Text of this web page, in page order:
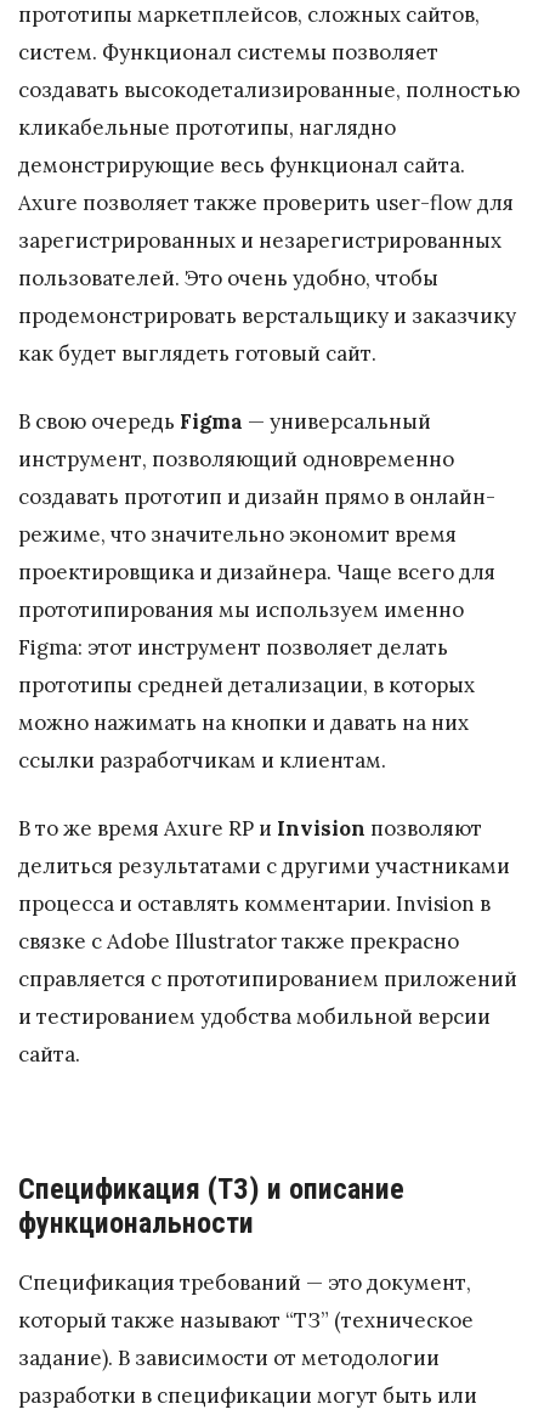
прототипы маркетплейсов, сложных сайтов,
систем. Функционал системы позволяет
создавать высокодетализированные, полностью
кликабельные прототипы, наглядно
демонстрирующие весь функционал сайта.
Axure позволяет также проверить user-flow для
зарегистрированных и незарегистрированных
пользователей. Это очень удобно, чтобы
продемонстрировать верстальщику и заказчику
как будет выглядеть готовый сайт.
В свою очередь Figma — универсальный
инструмент, позволяющий одновременно
создавать прототип и дизайн прямо в онлайн-
режиме, что значительно экономит время
проектировщика и дизайнера. Чаще всего для
прототипирования мы используем именно
Figma: этот инструмент позволяет делать
прототипы средней детализации, в которых
можно нажимать на кнопки и давать на них
ссылки разработчикам и клиентам.
В то же время Axure RP и Invision позволяют
делиться результатами с другими участниками
процесса и оставлять комментарии. Invision в
связке с Adobe Illustrator также прекрасно
справляется с прототипированием приложений
и тестированием удобства мобильной версии
сайта.
Спецификация (ТЗ) и описание
функциональности
Спецификация требований — это документ,
который также называют “ТЗ” (техническое
задание). В зависимости от методологии
разработки в спецификации могут быть или